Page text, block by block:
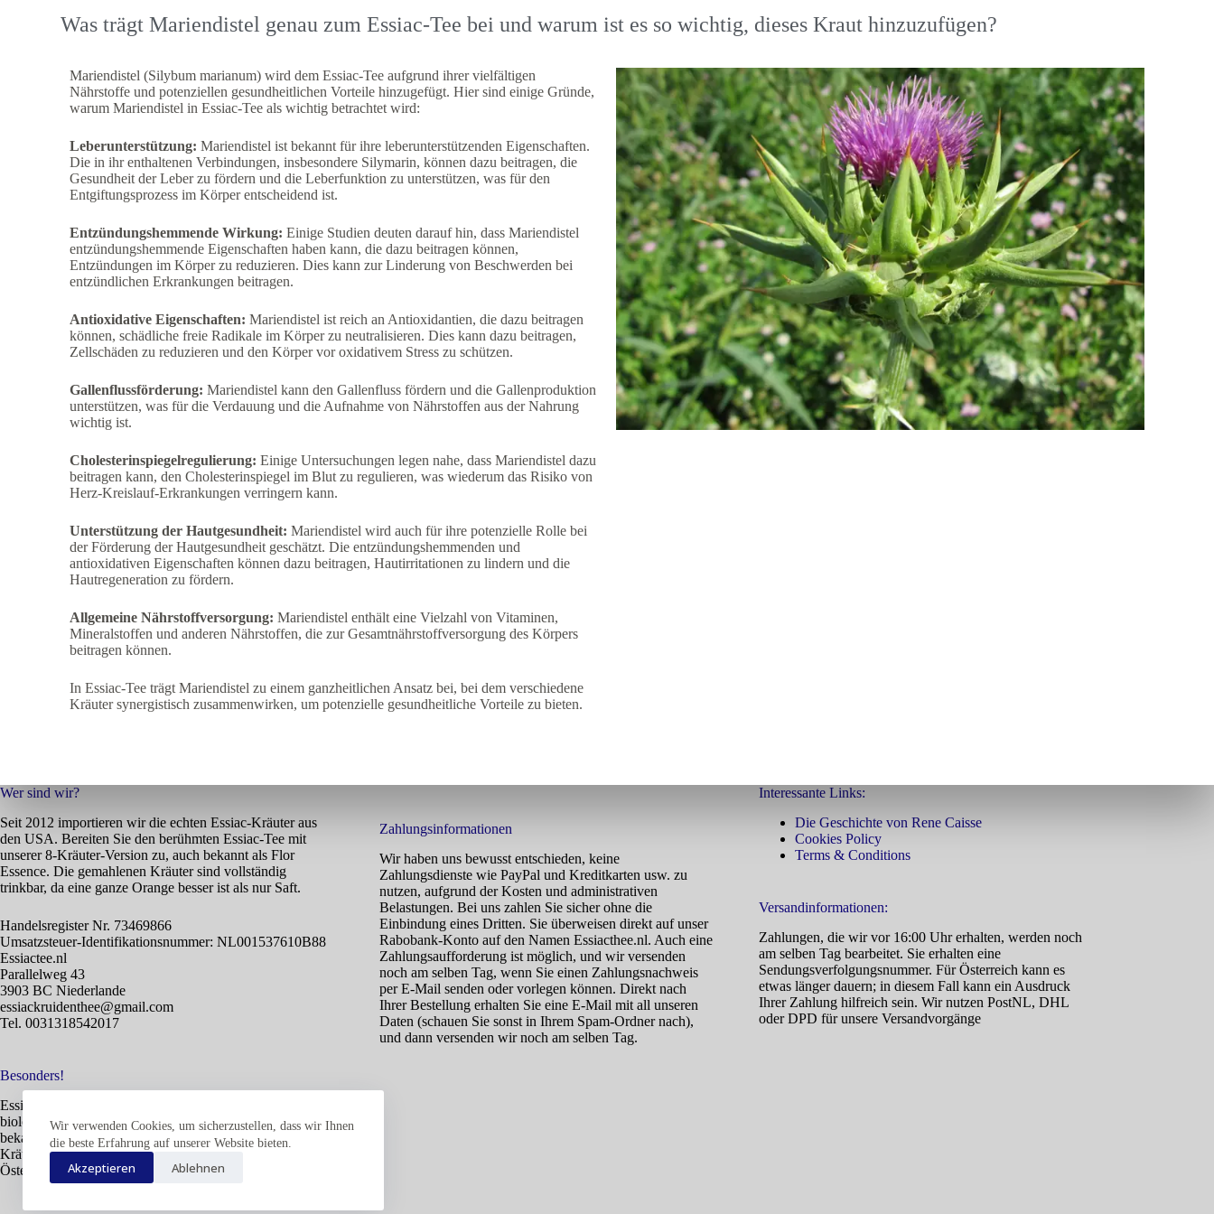
Wir verwenden Cookies, um sicherzustellen, dass wir Ihnen
die beste Erfahrung auf unserer Website bieten.
Akzeptieren Ablehnen
Was trägt Mariendistel genau zum Essiac-Tee bei und warum ist es so wichtig, dieses Kraut hinzuzufügen?
Mariendistel (Silybum marianum) wird dem Essiac-Tee aufgrund ihrer vielfältigen
Nährstoffe und potenziellen gesundheitlichen Vorteile hinzugefügt. Hier sind einige Gründe,
warum Mariendistel in Essiac-Tee als wichtig betrachtet wird:
Leberunterstützung: Mariendistel ist bekannt für ihre leberunterstützenden Eigenschaften.
Die in ihr enthaltenen Verbindungen, insbesondere Silymarin, können dazu beitragen, die
Gesundheit der Leber zu fördern und die Leberfunktion zu unterstützen, was für den
Entgiftungsprozess im Körper entscheidend ist.
Entzündungshemmende Wirkung: Einige Studien deuten darauf hin, dass Mariendistel
entzündungshemmende Eigenschaften haben kann, die dazu beitragen können,
Entzündungen im Körper zu reduzieren. Dies kann zur Linderung von Beschwerden bei
entzündlichen Erkrankungen beitragen.
Antioxidative Eigenschaften: Mariendistel ist reich an Antioxidantien, die dazu beitragen
können, schädliche freie Radikale im Körper zu neutralisieren. Dies kann dazu beitragen,
Zellschäden zu reduzieren und den Körper vor oxidativem Stress zu schützen.
Gallenflussförderung: Mariendistel kann den Gallenfluss fördern und die Gallenproduktion
unterstützen, was für die Verdauung und die Aufnahme von Nährstoffen aus der Nahrung
wichtig ist.
Cholesterinspiegelregulierung: Einige Untersuchungen legen nahe, dass Mariendistel dazu
beitragen kann, den Cholesterinspiegel im Blut zu regulieren, was wiederum das Risiko von
Herz-Kreislauf-Erkrankungen verringern kann.
Unterstützung der Hautgesundheit: Mariendistel wird auch für ihre potenzielle Rolle bei
der Förderung der Hautgesundheit geschätzt. Die entzündungshemmenden und
antioxidativen Eigenschaften können dazu beitragen, Hautirritationen zu lindern und die
Hautregeneration zu fördern.
Allgemeine Nährstoffversorgung: Mariendistel enthält eine Vielzahl von Vitaminen,
Mineralstoffen und anderen Nährstoffen, die zur Gesamtnährstoffversorgung des Körpers
beitragen können.
In Essiac-Tee trägt Mariendistel zu einem ganzheitlichen Ansatz bei, bei dem verschiedene
Kräuter synergistisch zusammenwirken, um potenzielle gesundheitliche Vorteile zu bieten.
Wer sind wir?
Seit 2012 importieren wir die echten Essiac-Kräuter aus
den USA. Bereiten Sie den berühmten Essiac-Tee mit
unserer 8-Kräuter-Version zu, auch bekannt als Flor
Essence. Die gemahlenen Kräuter sind vollständig
trinkbar, da eine ganze Orange besser ist als nur Saft.
Handelsregister Nr. 73469866
Umsatzsteuer-Identifikationsnummer: NL001537610B88
Essiactee.nl
Parallelweg 43
3903 BC Niederlande
essiackruidenthee@gmail.com
Tel. 0031318542017
Besonders!
Essiac bietet vielen Menschen Vorteile. Es handelt sich um
biologische, natürliche Kräuter, die seit Jahrhunderten
bekannt sind. Fast alle alternativen Heiler kennen diese
Kräuter, die auch wild in Europa, einschließlich
Österreich, wachsen.
Zahlungsinformationen
Wir haben uns bewusst entschieden, keine
Zahlungsdienste wie PayPal und Kreditkarten usw. zu
nutzen, aufgrund der Kosten und administrativen
Belastungen. Bei uns zahlen Sie sicher ohne die
Einbindung eines Dritten. Sie überweisen direkt auf unser
Rabobank-Konto auf den Namen Essiacthee.nl. Auch eine
Zahlungsaufforderung ist möglich, und wir versenden
noch am selben Tag, wenn Sie einen Zahlungsnachweis
per E-Mail senden oder vorlegen können. Direkt nach
Ihrer Bestellung erhalten Sie eine E-Mail mit all unseren
Daten (schauen Sie sonst in Ihrem Spam-Ordner nach),
und dann versenden wir noch am selben Tag.
Interessante Links:
Die Geschichte von Rene Caisse
Cookies Policy
Terms & Conditions
Versandinformationen:
Zahlungen, die wir vor 16:00 Uhr erhalten, werden noch
am selben Tag bearbeitet. Sie erhalten eine
Sendungsverfolgungsnummer. Für Österreich kann es
etwas länger dauern; in diesem Fall kann ein Ausdruck
Ihrer Zahlung hilfreich sein. Wir nutzen PostNL, DHL
oder DPD für unsere Versandvorgänge